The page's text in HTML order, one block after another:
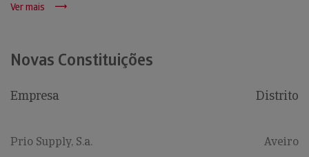
Ver mais
Novas Constituições
Empresa Distrito
Prio Supply, S.a. Aveiro